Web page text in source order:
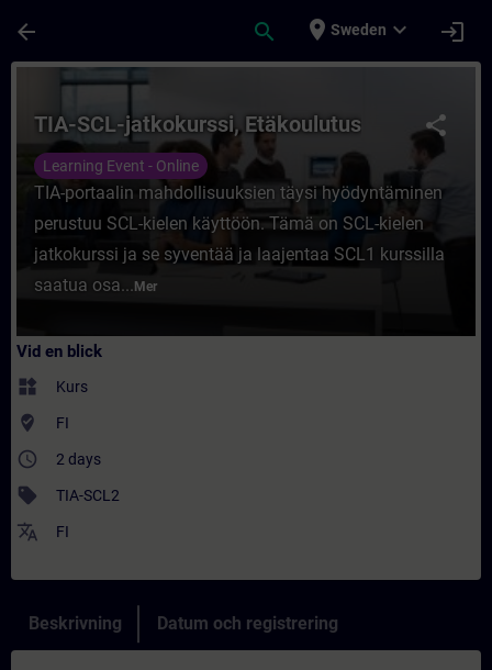
arrow_back search place Sweden expand_more login
Kurs - TIA-SCL-jatkokurssi, Etäkoulutus
share
TIA-SCL-jatkokurssi, Etäkoulutus
Learning Event - Online
TIA-portaalin mahdollisuuksien täysi hyödyntäminen
perustuu SCL-kielen käyttöön. Tämä on SCL-kielen
jatkokurssi ja se syventää ja laajentaa SCL1 kurssilla
saatua osa... Mer
Vid en blick
widgets Kurs
where_to_vote FI
access_time 2 days
sell TIA-SCL2
translate FI
Beskrivning Datum och registrering